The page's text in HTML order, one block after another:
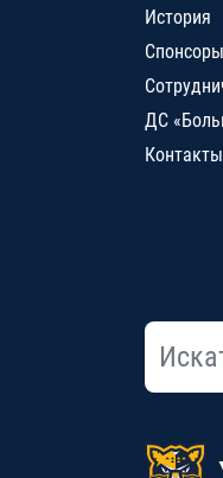
История
ДС
Контакты